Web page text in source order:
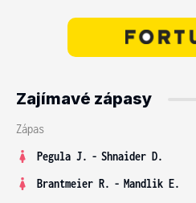
Zajímavé zápasy
Zápas
Pegula J. - Shnaider D.
Brantmeier R. - Mandlik E.